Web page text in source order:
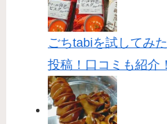
ごちtabiを試してみ
投稿！口コミも紹介！